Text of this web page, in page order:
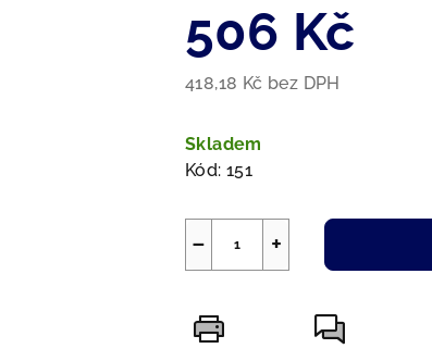
hvězdiček.
506 Kč
418,18 Kč bez DPH
cena:
Skladem
Kód: 151
+
−